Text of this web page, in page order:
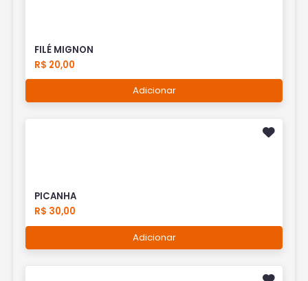
FILÉ MIGNON
R$ 20,00
Adicionar
PICANHA
R$ 30,00
Adicionar